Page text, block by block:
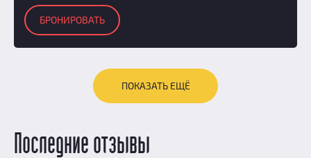
БРОНИРОВАТЬ
ПОКАЗАТЬ ЕЩЁ
Последние отзывы